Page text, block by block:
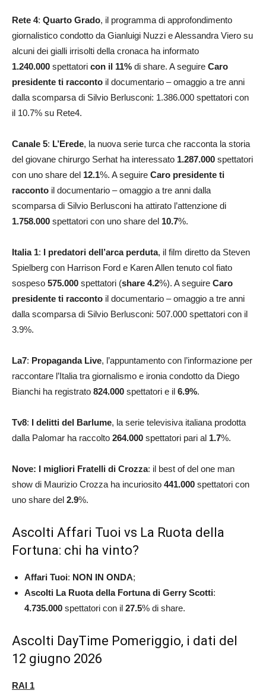
Rete 4: Quarto Grado, il programma di approfondimento
giornalistico condotto da Gianluigi Nuzzi e Alessandra Viero su
alcuni dei gialli irrisolti della cronaca ha informato
1.240.000 spettatori con il 11% di share. A seguire Caro
presidente ti racconto il documentario – omaggio a tre anni
dalla scomparsa di Silvio Berlusconi: 1.386.000 spettatori con
il 10.7% su Rete4.
Canale 5: L’Erede, la nuova serie turca che racconta la storia
del giovane chirurgo Serhat ha interessato 1.287.000 spettatori
con uno share del 12.1%. A seguire Caro presidente ti
racconto il documentario – omaggio a tre anni dalla
scomparsa di Silvio Berlusconi ha attirato l’attenzione di
1.758.000 spettatori con uno share del 10.7%.
Italia 1: I predatori dell’arca perduta, il film diretto da Steven
Spielberg con Harrison Ford e Karen Allen tenuto col fiato
sospeso 575.000 spettatori (share 4.2%). A seguire Caro
presidente ti racconto il documentario – omaggio a tre anni
dalla scomparsa di Silvio Berlusconi: 507.000 spettatori con il
3.9%.
La7: Propaganda Live, l’appuntamento con l’informazione per
raccontare l’Italia tra giornalismo e ironia condotto da Diego
Bianchi ha registrato 824.000 spettatori e il 6.9%.
Tv8: I delitti del Barlume, la serie televisiva italiana prodotta
dalla Palomar ha raccolto 264.000 spettatori pari al 1.7%.
Nove: I migliori Fratelli di Crozza: il best of del one man
show di Maurizio Crozza ha incuriosito 441.000 spettatori con
uno share del 2.9%.
Ascolti Affari Tuoi vs La Ruota della
Fortuna: chi ha vinto?
Affari Tuoi: NON IN ONDA;
Ascolti La Ruota della Fortuna di Gerry Scotti:
4.735.000 spettatori con il 27.5% di share.
Ascolti DayTime Pomeriggio, i dati del
12 giugno 2026
RAI 1